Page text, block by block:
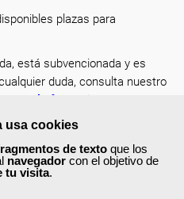
usa cookies
de texto que los
navegador con el objetivo de
tu visita.
plazas para
está subvencionada y es
duda, consulta nuestro
entre la formación
bonificada.
la web con tus datos
más rápido los cursos
plaza en un clic.